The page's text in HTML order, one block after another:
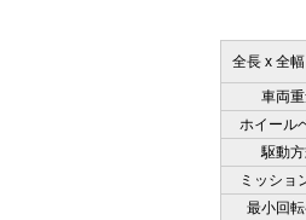
全長 x 全
車両
ホイール
駆動
ミッショ
最小回